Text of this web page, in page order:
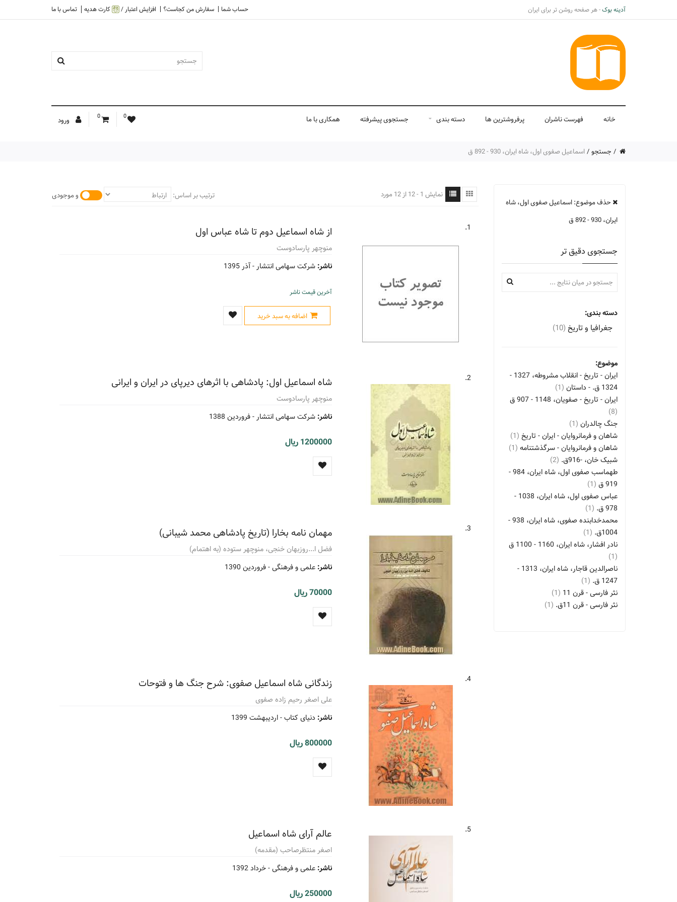
آدینه بوک- هر صفحه روشن تر برای ایران حساب شما سفارش من کجاست؟ افزایش اعتبار / کارت هدیه تماس با ما
0
0 ورود خانه فهرست ناشران پرفروشترین ها دسته بندی جستجوی پیشرفته همکاری با ما
جستجو اسماعیل صفوی اول، شاه ایران، 930 - 892 ق
حذف موضوع: اسماعیل صفوی اول، شاه
ایران، 930 - 892 ق
جستجوی دقیق تر
دسته بندی:
جغرافیا و تاریخ (10)
موضوع:
ایران - تاریخ - انقلاب مشروطه، 1327 -
1324 ق. - داستان
(1)
ایران - تاریخ - صفویان، 1148 - 907 ق
(8)
جنگ چالدران (1)
شاهان و فرمانروایان - ایران - تاریخ (1)
شاهان و فرمانروایان - سرگذشتنامه (1)
شبیک خان، -916ق.
(2)
طهماسب صفوی اول، شاه ایران، 984 -
919 ق
(1)
عباس صفوی اول، شاه ایران، 1038 -
978 ق.
(1)
محمدخدابنده صفوی، شاه ایران، 938 -
1004ق.
(1)
نادر افشار، شاه ایران، 1160 - 1100 ق
(1)
ناصرالدین قاجار، شاه ایران، 1313 -
1247 ق.
(1)
نثر فارسی - قرن 11
(1)
نثر فارسی - قرن 11ق.
(1)
ترتیب بر اساس: و موجودی نمایش 1 - 12 از 12 مورد
1. از شاه اسماعیل دوم تا شاه عباس اول
منوچهر پارسادوست
ناشر: شرکت سهامی انتشار -آذر 1395
آخرین قیمت ناشر
اضافه به سبد خرید
2. شاه اسماعیل اول: پادشاهی با اثرهای دیرپای در ایران و ایرانی
منوچهر پارسادوست
ناشر: شرکت سهامی انتشار -فروردین 1388
1200000 ریال
3. مهمان نامه بخارا (تاریخ پادشاهی محمد شیبانی)
فضل ا...روزبهان خنجی، منوچهر ستوده (به اهتمام)
ناشر: علمی و فرهنگی -فروردین 1390
70000 ریال
4. زندگانی شاه اسماعیل صفوی: شرح جنگ ها و فتوحات
علی اصغر رحیم زاده صفوی
ناشر: دنیای کتاب -اردیبهشت 1399
800000 ریال
5. عالم آرای شاه اسماعیل
اصغر منتظرصاحب (مقدمه)
ناشر: علمی و فرهنگی -خرداد 1392
250000 ریال